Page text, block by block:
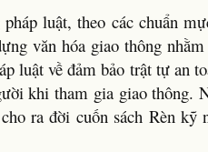
luật, theo các chuẩn
văn hóa giao thông
luật về đảm bảo trật tự an
khi tham gia giao thông.
ra đời cuốn sách Rèn kỹ